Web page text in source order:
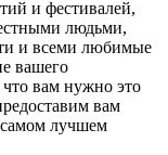
и фестивалей,
людьми,
и всеми любимые
вашего
вам нужно это
вам
лучшем